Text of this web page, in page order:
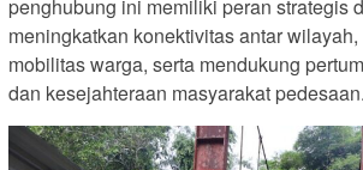
penghubung ini memiliki peran strategis
meningkatkan konektivitas antar
mobilitas warga, serta mendukung
dan kesejahteraan masyarakat pedesaan.